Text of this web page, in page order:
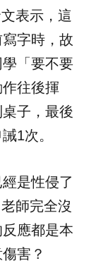
表示，這
字時，故
「要不要
往後揮
子，最後
1次。
是性侵了
師完全沒
應都是本
害？